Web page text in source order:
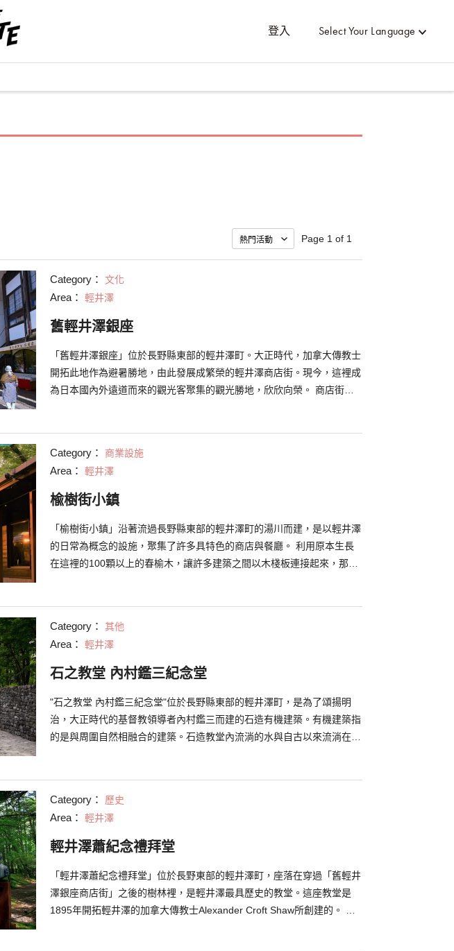
登入 Select Your Language
Page 1 of 1
Category： 文化
Area： 輕井澤
舊輕井澤銀座
「舊輕井澤銀座」位於長野縣東部的輕井澤町。大正時代，加拿大傳教士
開拓此地作為避暑勝地，由此發展成繁榮的輕井澤商店街。現今，這裡成
為日本國內外遠道而來的觀光客聚集的觀光勝地，欣欣向榮。 商店街上
復古又趣味盎然的商店街。 毎年10月29日到11月6日之間會舉行
「SAWAYAKA BAZAAR」市集，在商店街購物滿2,000日圓就會獲得抽獎
券，有機會抽中豪華的贈品。
Category： 商業設施
Area： 輕井澤
楡樹街小鎮
「榆樹街小鎮」沿著流過長野縣東部的輕井澤町的湯川而建，是以輕井澤
的日常為概念的設施，聚集了許多具特色的商店與餐廳。 利用原本生長
在這裡的100顆以上的春榆木，讓許多建築之間以木棧板連接起來，那景
同一區的「Picchio」，遊客可以參加自然生態觀察和觀察空中飛翔的白
頰鼯鼠的活動。另外，在Picchio前方的「KERA池」，一到冬天會變成滑
冰場，不論大人或小孩都可以盡情玩樂。
Category： 其他
Area： 輕井澤
石之教堂 內村鑑三紀念堂
"石之教堂 內村鑑三紀念堂"位於長野縣東部的輕井澤町，是為了頌揚明
治，大正時代的基督教領導者內村鑑三而建的石造有機建築。有機建築指
的是與周圍自然相融合的建築。石造教堂內流淌的水與自古以來流淌在輕
動。活動內容是配合聖誕節前的準備期間，舉辦製作裝飾品的工坊，除了
進行彩燈照明裝飾，還準備有禮品、葡萄酒和糖果等。
Category： 歷史
Area： 輕井澤
輕井澤蕭紀念禮拜堂
「輕井澤蕭紀念禮拜堂」位於長野東部的輕井澤町，座落在穿過「舊輕井
澤銀座商店街」之後的樹林裡，是輕井澤最具歷史的教堂。這座教堂是
1895年開拓輕井澤的加拿大傳教士Alexander Croft Shaw所創建的。 沉